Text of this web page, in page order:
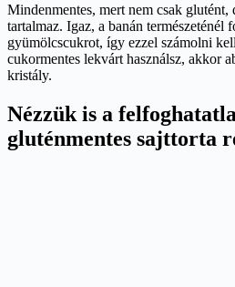
Mindenmentes, mert nem csak glutént,
tartalmaz. Igaz, a banán természeténél
gyümölcscukrot, így ezzel számolni
cukormentes lekvárt használsz, akkor
kristály.
Nézzük is a
gluténmentes sajttorta